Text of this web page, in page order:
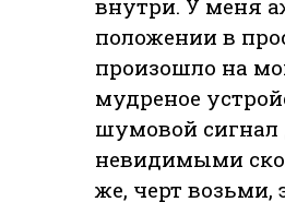
внутри. У меня
положении в
произошло на
мудреное
шумовой сигнал
невидимыми
же, черт возьми,